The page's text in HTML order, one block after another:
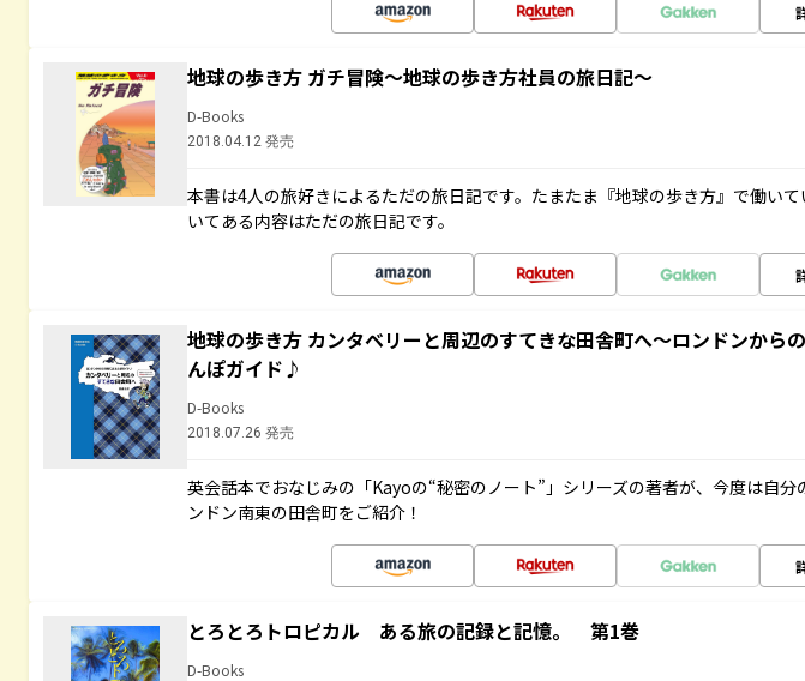
地球の歩き方 ガチ冒険～地球の歩き方社員の旅日記～
D-Books
2018.04.12 発売
本書は4人の旅好きによるただの旅日記です。たまたま『地球の歩き方』で働い
いてある内容はただの旅日記です。
地球の歩き方 カンタベリーと周辺のすてきな田舎町へ～ロンドンから
んぽガイド♪
D-Books
2018.07.26 発売
英会話本でおなじみの「Kayoの“秘密のノート”」シリーズの著者が、今度は自分
ンドン南東の田舎町をご紹介！
とろとろトロピカル ある旅の記録と記憶。 第1巻
D-Books